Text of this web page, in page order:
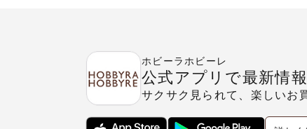
ホビーラホビーレ
公式アプリで最新情
サクサク見られて、楽しいお